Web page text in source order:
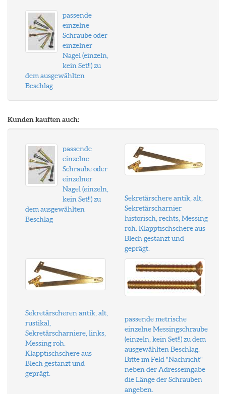
passende
einzelne
Schraube oder
einzelner
Nagel (einzeln,
kein Set!!) zu
dem ausgewählten
Beschlag
Kunden kauften auch:
passende
einzelne
Schraube oder
einzelner
Nagel (einzeln,
kein Set!!) zu
dem ausgewählten
Beschlag
Sekretärschere antik, alt,
Sekretärscharnier
historisch, rechts, Messing
roh. Klapptischschere aus
Blech gestanzt und
geprägt.
Sekretärscheren antik, alt,
rustikal,
Sekretärscharniere, links,
Messing roh.
Klapptischschere aus
Blech gestanzt und
geprägt.
passende metrische
einzelne Messingschraube
(einzeln, kein Set!!) zu dem
ausgewählten Beschlag.
Bitte im Feld "Nachricht"
neben der Adresseingabe
die Länge der Schrauben
angeben.